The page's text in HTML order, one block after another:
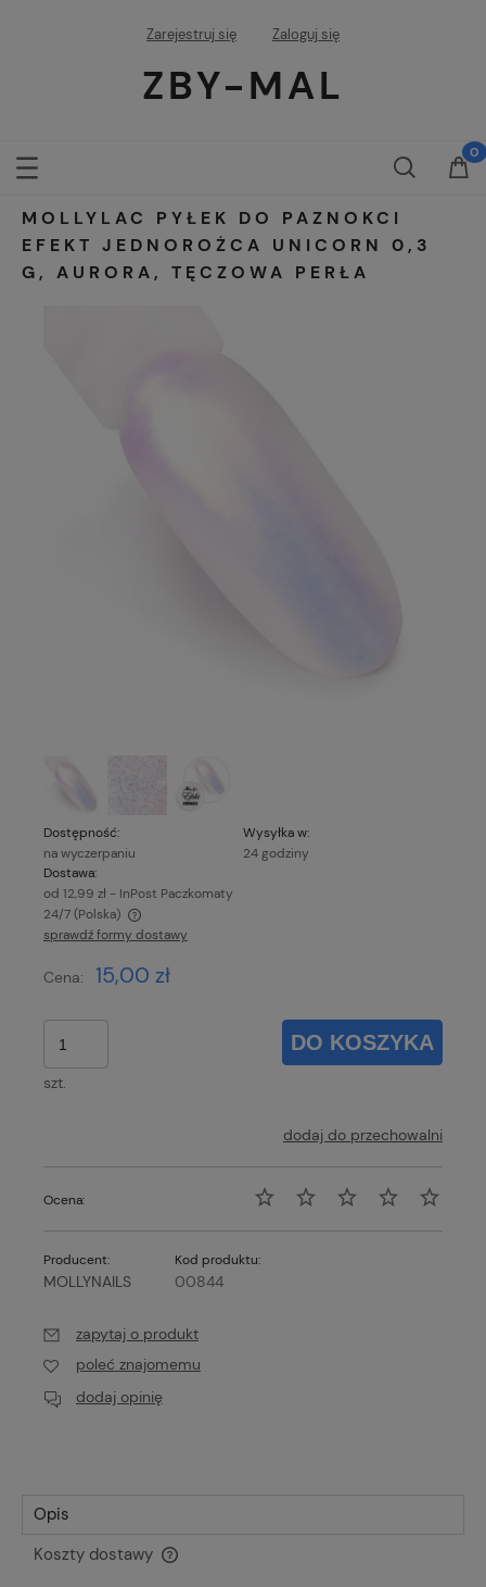
Zarejestruj się Zaloguj się
ZBY-MAL
MOLLYLAC PYŁEK DO PAZNOKCI
EFEKT JEDNOROŻCA UNICORN 0,3
G, AURORA, TĘCZOWA PERŁA
Dostępność:
na wyczerpaniu
Wysyłka w:
24 godziny
Dostawa:
od 12,99 zł - InPost Paczkomaty
24/7(Polska)
Cena nie zawiera ewentualnych kosztów płatności
sprawdź formy dostawy
Cena: 15,00 zł
szt.
DO KOSZYKA
dodaj do przechowalni
Ocena:
Producent:
MOLLYNAILS
Kod produktu:
00844
zapytaj o produkt
poleć znajomemu
dodaj opinię
Opis
Koszty dostawy
Cena nie zawiera ewentualnych kosztów płatności